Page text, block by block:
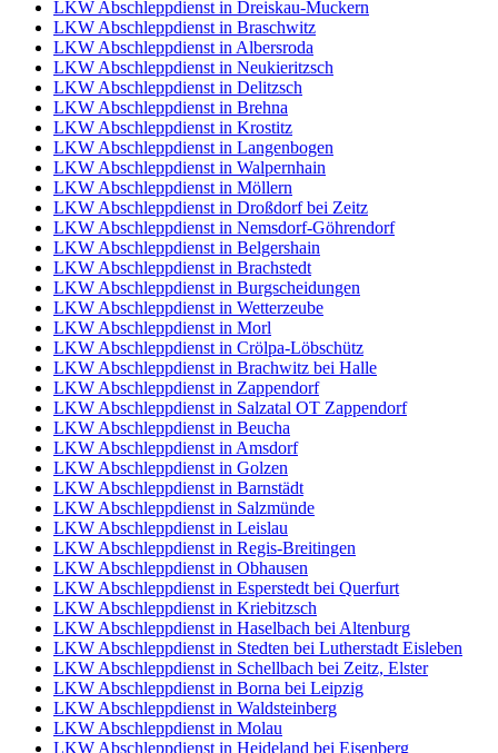
LKW Abschleppdienst in Dreiskau-Muckern
LKW Abschleppdienst in Braschwitz
LKW Abschleppdienst in Albersroda
LKW Abschleppdienst in Neukieritzsch
LKW Abschleppdienst in Delitzsch
LKW Abschleppdienst in Brehna
LKW Abschleppdienst in Krostitz
LKW Abschleppdienst in Langenbogen
LKW Abschleppdienst in Walpernhain
LKW Abschleppdienst in Möllern
LKW Abschleppdienst in Droßdorf bei Zeitz
LKW Abschleppdienst in Nemsdorf-Göhrendorf
LKW Abschleppdienst in Belgershain
LKW Abschleppdienst in Brachstedt
LKW Abschleppdienst in Burgscheidungen
LKW Abschleppdienst in Wetterzeube
LKW Abschleppdienst in Morl
LKW Abschleppdienst in Crölpa-Löbschütz
LKW Abschleppdienst in Brachwitz bei Halle
LKW Abschleppdienst in Zappendorf
LKW Abschleppdienst in Salzatal OT Zappendorf
LKW Abschleppdienst in Beucha
LKW Abschleppdienst in Amsdorf
LKW Abschleppdienst in Golzen
LKW Abschleppdienst in Barnstädt
LKW Abschleppdienst in Salzmünde
LKW Abschleppdienst in Leislau
LKW Abschleppdienst in Regis-Breitingen
LKW Abschleppdienst in Obhausen
LKW Abschleppdienst in Esperstedt bei Querfurt
LKW Abschleppdienst in Kriebitzsch
LKW Abschleppdienst in Haselbach bei Altenburg
LKW Abschleppdienst in Stedten bei Lutherstadt Eisleben
LKW Abschleppdienst in Schellbach bei Zeitz, Elster
LKW Abschleppdienst in Borna bei Leipzig
LKW Abschleppdienst in Waldsteinberg
LKW Abschleppdienst in Molau
LKW Abschleppdienst in Heideland bei Eisenberg